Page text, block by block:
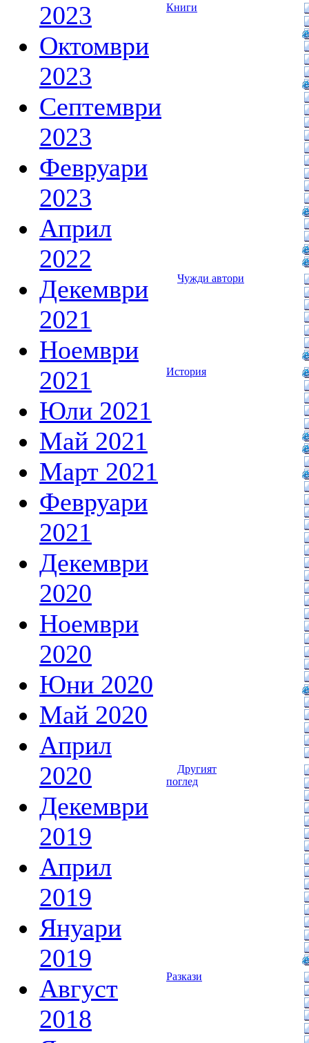
2023
Октомври
2023
Септември
2023
Февруари
2023
Април
2022
Декември
2021
Ноември
2021
Юли 2021
Май 2021
Март 2021
Февруари
2021
Декември
2020
Ноември
2020
Юни 2020
Май 2020
Април
2020
Декември
2019
Април
2019
Януари
2019
Август
2018
Книги
Чужди автори
История
Другият
поглед
Разкази